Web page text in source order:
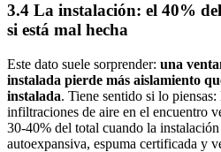
3.4 La instalación: el 40%
si está mal hecha
Este dato suele sorprender: una
instalada pierde más aislamiento
instalada. Tiene sentido si lo
infiltraciones de aire en el encuentro
30-40% del total cuando la
autoexpansiva, espuma certificada y